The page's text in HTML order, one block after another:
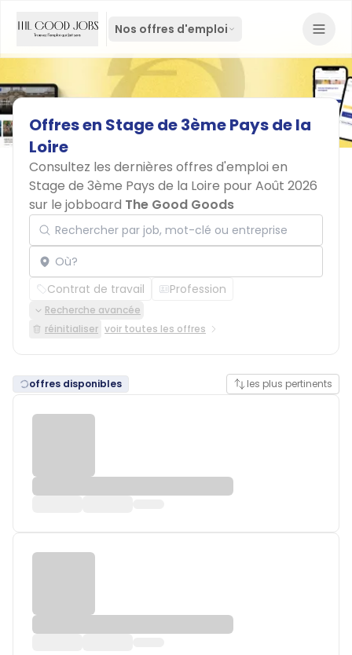
Nos offres d'emploi
Offresen Stagede3èmePaysdela
Loire
Consultez les dernières offres d'emploi en
Stage de 3ème Pays de la Loire pour Août 2026
sur le jobboard The Good Goods
Rechercher par job, mot-clé ou entreprise
Localisation
Contrat de travail Profession
Recherche avancée
réinitialiser voir toutes les offres
offres disponibles les plus pertinents